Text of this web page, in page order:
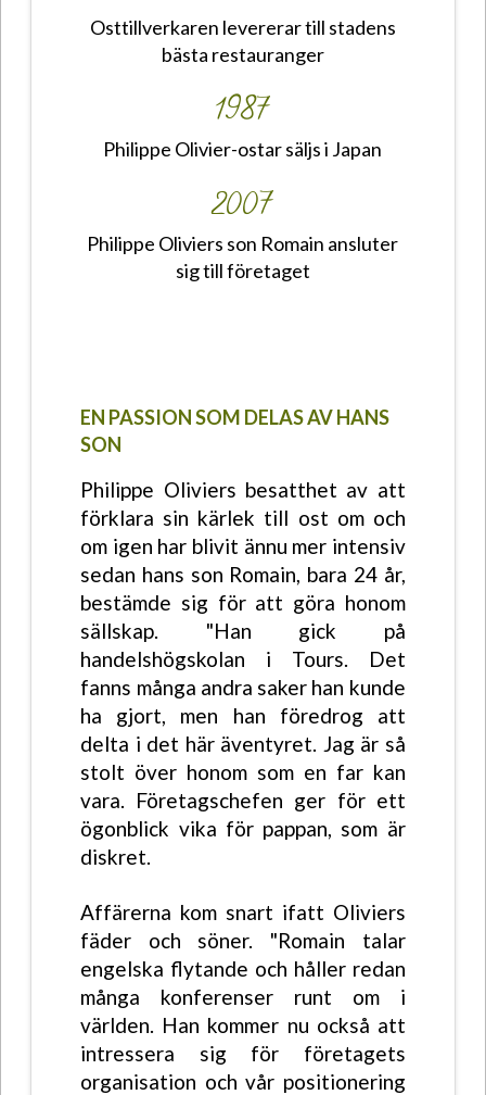
Osttillverkaren levererar till stadens
bästa restauranger
1987
Philippe Olivier-ostar säljs i Japan
2007
Philippe Oliviers son Romain ansluter
sig till företaget
EN PASSION SOM DELAS AV HANS
SON
Philippe Oliviers besatthet av att
förklara sin kärlek till ost om och
om igen har blivit ännu mer intensiv
sedan hans son Romain, bara 24 år,
bestämde sig för att göra honom
sällskap. "Han gick på
handelshögskolan i Tours. Det
fanns många andra saker han kunde
ha gjort, men han föredrog att
delta i det här äventyret. Jag är så
stolt över honom som en far kan
vara. Företagschefen ger för ett
ögonblick vika för pappan, som är
diskret.
Affärerna kom snart ifatt Oliviers
fäder och söner. "Romain talar
engelska flytande och håller redan
många konferenser runt om i
världen. Han kommer nu också att
intressera sig för företagets
organisation och vår positionering